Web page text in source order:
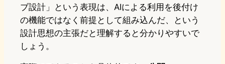
ブ設計」という表現は、AIによる利用を後付け
の機能ではなく前提として組み込んだ、という
設計思想の主張だと理解すると分かりやすいで
しょう。